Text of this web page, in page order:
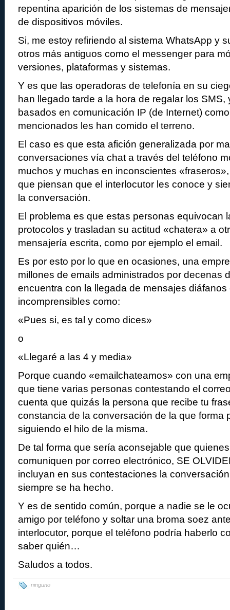
repentina aparición de los sistemas de
de dispositivos móviles.
Si, me estoy refiriendo al sistema WhatsApp y
otros más antiguos como el messenger para
versiones, plataformas y sistemas.
Y es que las operadoras de telefonía en su
han llegado tarde a la hora de regalar los SMS,
basados en comunicación IP (de Internet)
mencionados les han comido el terreno.
El caso es que esta afición generalizada por
conversaciones vía chat a través del teléfono
muchos y muchas en inconscientes
que piensan que el interlocutor les conoce y
la conversación.
El problema es que estas personas equivocan
protocolos y trasladan su actitud «chatera» a
mensajería escrita, como por ejemplo el email.
Es por esto por lo que en ocasiones, una
millones de emails administrados por decenas
encuentra con la llegada de mensajes diáfanos
incomprensibles como:
«Pues si, es tal y como dices»
o
«Llegaré a las 4 y media»
Porque cuando «emailchateamos» con una
que tiene varias personas contestando el
cuenta que quizás la persona que recibe tu
constancia de la conversación de la que forma
siguiendo el hilo de la misma.
De tal forma que sería aconsejable que
comuniquen por correo electrónico, SE
incluyan en sus contestaciones la
siempre se ha hecho.
Y es de sentido común, porque a nadie se le
amigo por teléfono y soltar una broma soez
interlocutor, porque el teléfono podría haberlo
saber quién…
Saludos a todos.
ninguno